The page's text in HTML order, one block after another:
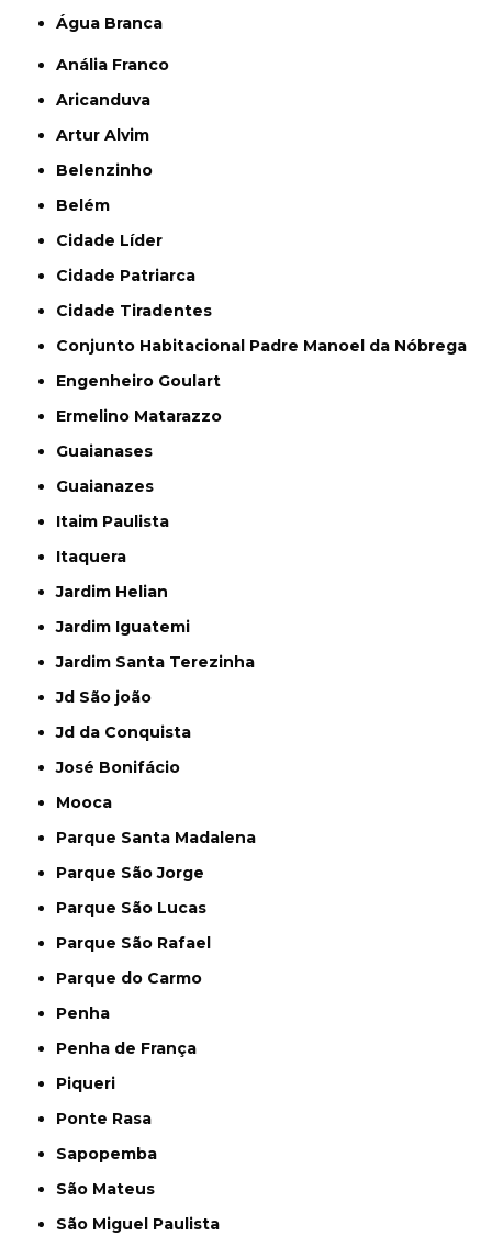
Água Branca
Anália Franco
Aricanduva
Artur Alvim
Belenzinho
Belém
Cidade Líder
Cidade Patriarca
Cidade Tiradentes
Conjunto Habitacional Padre Manoel da Nóbrega
Engenheiro Goulart
Ermelino Matarazzo
Guaianases
Guaianazes
Itaim Paulista
Itaquera
Jardim Helian
Jardim Iguatemi
Jardim Santa Terezinha
Jd São joão
Jd da Conquista
José Bonifácio
Mooca
Parque Santa Madalena
Parque São Jorge
Parque São Lucas
Parque São Rafael
Parque do Carmo
Penha
Penha de França
Piqueri
Ponte Rasa
Sapopemba
São Mateus
São Miguel Paulista